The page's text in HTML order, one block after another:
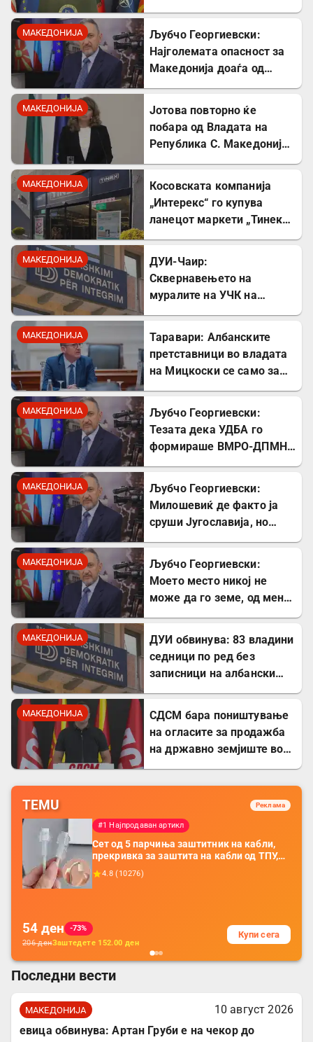
МАКЕДОНИЈА
Љубчо Георгиевски:
Најголемата опасност за
Македонија доаѓа од
МАКЕДОНИЈА
Јотова повторно ќе
побара од Владата на
Република С. Македонија
МАКЕДОНИЈА
Косовската компанија
„Интерекс“ го купува
ланецот маркети „Тинекс“
МАКЕДОНИЈА
ДУИ-Чаир:
Сквернавењето на
муралите на УЧК на
провокација
МАКЕДОНИЈА
Таравари: Албанските
претставници во владата
на Мицкоски се само за
МАКЕДОНИЈА
Љубчо Георгиевски:
Тезата дека УДБА го
формираше ВМРО-ДПМНЕ
МАКЕДОНИЈА
Љубчо Георгиевски:
Милошевиќ де факто ја
сруши Југославија, но
го видат
МАКЕДОНИЈА
Љубчо Георгиевски:
Моето место никој не
може да го земе, од мене
МАКЕДОНИЈА
ДУИ обвинува: 83 владини
седници по ред без
записници на албански
МАКЕДОНИЈА
СДСМ бара поништување
на огласите за продажба
на државно земјиште во
TEMU Реклама
#1 Најпродаван артикл
Сет од 5 парчиња заштитник на кабли,
прекривка за заштита на кабли од ТПУ,
додатоци за заштита на кабли, без
батерија, за мобилни телефони, комплет
4.8 ( 10276)
54 ден
-73%
206денЗаштедете 152.00 ден
Купи сега
Последни вести
МАКЕДОНИЈА
10 август 2026
евица обвинува: Артан Груби е на чекор до